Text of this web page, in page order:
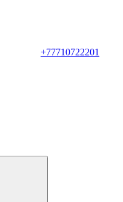
+77710722201